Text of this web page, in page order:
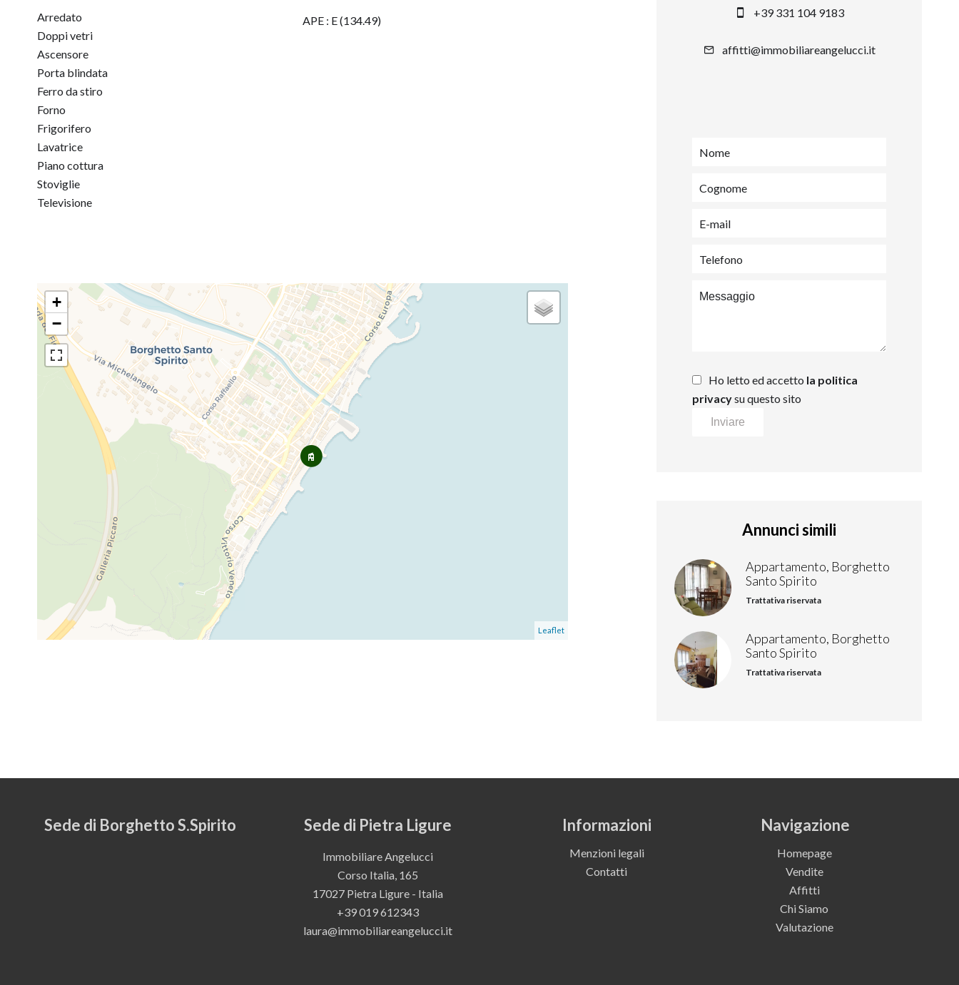
Arredato
Doppi vetri
Ascensore
Porta blindata
Ferro da stiro
Forno
Frigorifero
Lavatrice
Piano cottura
Stoviglie
Televisione
APE : E (134.49)
+
−
Leaflet
+39 331 104 9183
affitti@immobiliareangelucci.it
Ho letto ed accetto la politica
privacysu questo sito
Inviare
Annunci simili
Appartamento, Borghetto
Santo Spirito
Trattativa riservata
Appartamento, Borghetto
Santo Spirito
Trattativa riservata
Sede di Borghetto S.Spirito Sede di Pietra Ligure
Immobiliare Angelucci
Corso Italia, 165
17027 Pietra Ligure - Italia
+39 019 612343
laura@immobiliareangelucci.it
Informazioni
Menzioni legali
Contatti
Navigazione
Homepage
Vendite
Affitti
Chi Siamo
Valutazione